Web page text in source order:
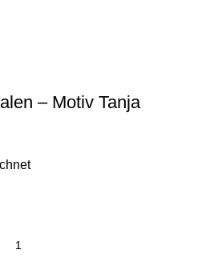
– Motiv Tanja